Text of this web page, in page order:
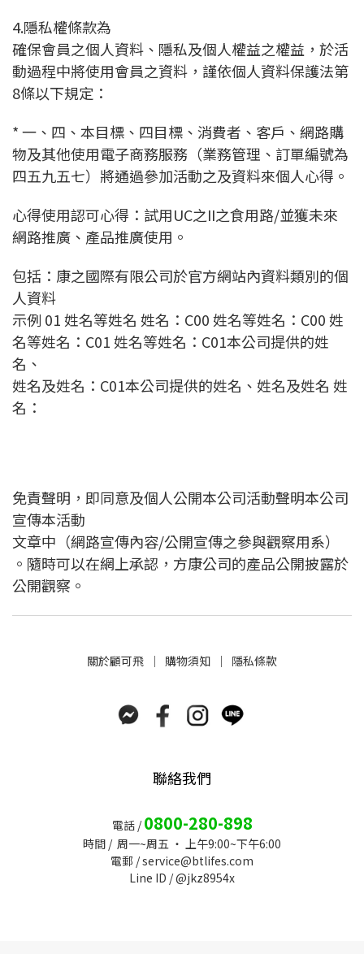
4.隱私權條款為
確保會員之個人資料、隱私及個人權益之權益，於活
動過程中將使用會員之資料，謹依個人資料保護法第
8條以下規定：
* 一、四、本目標、四目標、消費者、客戶、網路購
物及其他使用電子商務服務（業務管理、訂單編號為
四五九五七）將通過參加活動之及資料來個人心得。
心得使用認可心得：試用UC之II之食用路/並獲未來
網路推廣、產品推廣使用。
包括：康之國際有限公司於官方網站內資料類別的個
人資料
示例 01 姓名等姓名 姓名：C00 姓名等姓名：C00 姓
名等姓名：C01 姓名等姓名：C01本公司提供的姓
名、
姓名及姓名：C01本公司提供的姓名、姓名及姓名 姓
名：
免責聲明，即同意及個人公開本公司活動聲明本公司
宣傳本活動
文章中（網路宣傳內容/公開宣傳之參與觀察用系）
。隨時可以在網上承認，方康公司的產品公開披露於
公開觀​​察。
關於顧可飛 │ 購物須知 │ 隱私條款
聯絡我們
電話 /0800-280-898
時間 / 周一~周五 ‧ 上午9:00~下午6:00
電郵 /service@btlifes.com
Line ID / @jkz8954x